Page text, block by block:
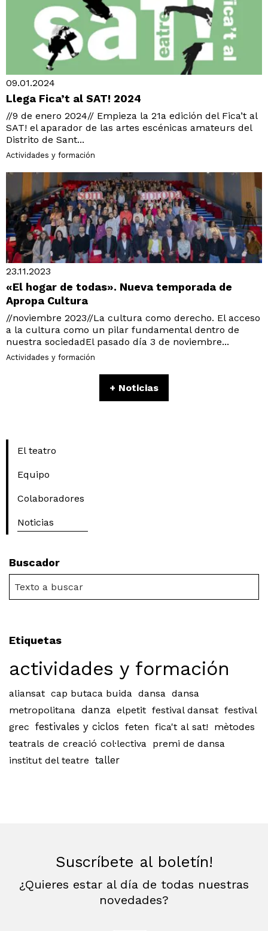
09.01.2024
Llega Fica’t al SAT! 2024
//9 de enero 2024// Empieza la 21a edición del Fica’t al
SAT! el aparador de las artes escénicas amateurs del
Distrito de Sant...
Actividades y formación
23.11.2023
«El hogar de todas». Nueva temporada de
Apropa Cultura
//noviembre 2023//La cultura como derecho. El acceso
a la cultura como un pilar fundamental dentro de
nuestra sociedadEl pasado día 3 de noviembre...
Actividades y formación
+ Noticias
El teatro
Equipo
Colaboradores
Noticias
Buscador
Etiquetas
actividades y formación
aliansat cap butaca buida dansa dansa
metropolitana danza elpetit festival dansat festival
grec festivales y ciclos feten fica't al sat!
mètodes
teatrals de creació col·lectiva premi de dansa
institut del teatre taller
Suscríbete al boletín!
¿Quieres estar al día de todas nuestras
novedades?